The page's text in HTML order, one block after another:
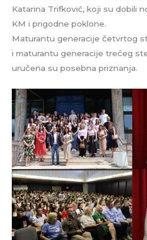
Katarina Trifković, koji su dobili
KM i prigodne poklone.
Maturantu generacije četvrtog
i maturantu generacije trećeg
uručena su posebna priznanja.